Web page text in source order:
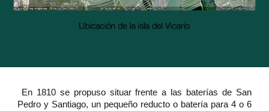
En 1810 se propuso situar frente a las baterías de San
Pedro y Santiago, un pequeño reducto o batería para 4 o 6